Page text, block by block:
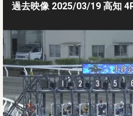
過去映像 2025/03/19 高知